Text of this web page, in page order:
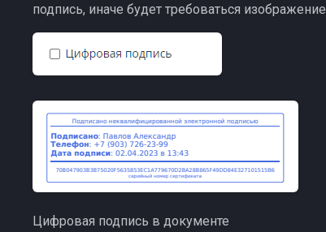
подпись, иначе будет требоваться изображение
Цифровая подпись в документе